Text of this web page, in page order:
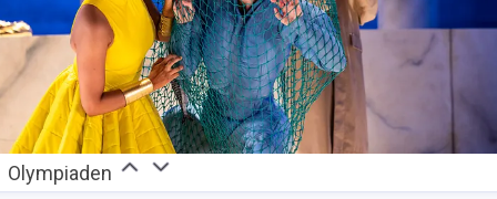
Olympiaden